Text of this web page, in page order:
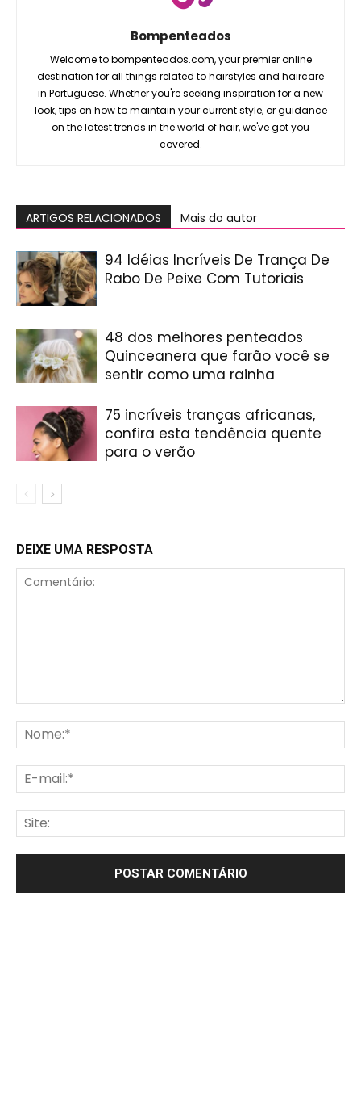
Bompenteados
Welcome to bompenteados.com, your premier online
destination for all things related to hairstyles and haircare
in Portuguese. Whether you're seeking inspiration for a new
look, tips on how to maintain your current style, or guidance
on the latest trends in the world of hair, we've got you
covered.
ARTIGOS RELACIONADOS Mais do autor
94 Idéias Incríveis De Trança De
Rabo De Peixe Com Tutoriais
48 dos melhores penteados
Quinceanera que farão você se
sentir como uma rainha
75 incríveis tranças africanas,
confira esta tendência quente
para o verão
DEIXE UMA RESPOSTA